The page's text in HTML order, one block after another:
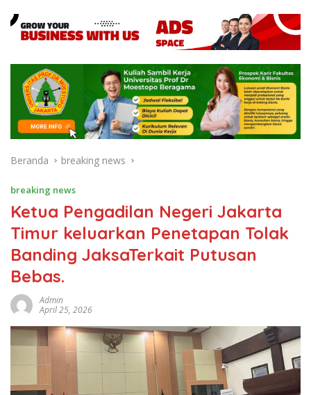
Beranda breaking news
breaking news
Ketua Pengadilan Negeri Jakarta
Timur keluarkan Penetapan Tolak
Banding JaksaTerkait Putusan
Bebas.
Admin
April 25, 2026